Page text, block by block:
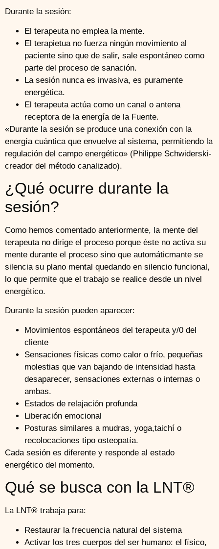
Durante la sesión:
El terapeuta no emplea la mente.
El terapietua no fuerza ningún movimiento al
paciente sino que de salir, sale espontáneo como
parte del proceso de sanación.
La sesión nunca es invasiva, es puramente
energética.
El terapeuta actúa como un canal o antena
receptora de la energía de la Fuente.
«Durante la sesión se produce una conexión con la
energía cuántica que envuelve al sistema, permitiendo la
regulación del campo energético» (Philippe Schwiderski-
creador del método canalizado).
¿Qué ocurre durante la
sesión?
Como hemos comentado anteriormente, la mente del
terapeuta no dirige el proceso porque éste no activa su
mente durante el proceso sino que automáticmante se
silencia su plano mental quedando en silencio funcional,
lo que permite que el trabajo se realice desde un nivel
energético.
Durante la sesión pueden aparecer:
Movimientos espontáneos del terapeuta y/0 del
cliente
Sensaciones físicas como calor o frío, pequeñas
molestias que van bajando de intensidad hasta
desaparecer, sensaciones externas o internas o
ambas.
Estados de relajación profunda
Liberación emocional
Posturas similares a mudras, yoga,taichí o
recolocaciones tipo osteopatía.
Cada sesión es diferente y responde al estado
energético del momento.
Qué se busca con la LNT®
La LNT® trabaja para:
Restaurar la frecuencia natural del sistema
Activar los tres cuerpos del ser humano: el físico,